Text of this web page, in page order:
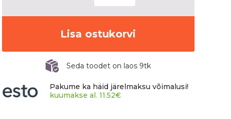
SPORT
4
S
Lisa ostukorvi
Seda toodet on laos 9tk
Pakume ka häid järelmaksu võimalusi!
kuumakse al. 11.52€